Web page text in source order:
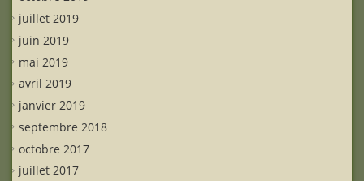
juillet 2019
juin 2019
mai 2019
avril 2019
janvier 2019
septembre 2018
octobre 2017
juillet 2017